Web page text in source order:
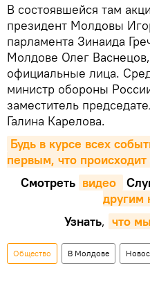
В состоявшейся там
президент Молдовы
парламента Зинаида
Молдове Олег
официальные лица.
министр обороны
заместитель
Галина Карелова.
Будь в курсе всех
первым, что
Смотреть видео
другим
Узнать, что
Общество В Молдове